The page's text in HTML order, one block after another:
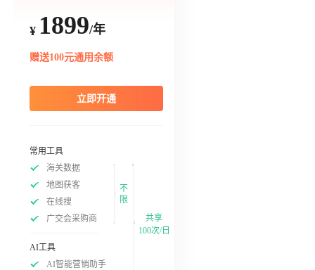
¥ 1899/年
赠送100元通用余额
立即开通
常用工具
海关数据
地图获客
在线搜
广交会采购商
不
限
AI工具
AI智能营销助手
共享
100次/日